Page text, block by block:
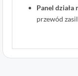
Panel działa
przewód